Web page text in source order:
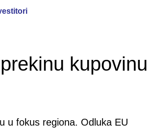
kupovinu
u fokus regiona. Odluka EU